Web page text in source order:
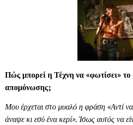
Πώς μπορεί η Τέχνη να «φωτίσει» το
απομόνωσης;
Μου έρχεται στο μυαλό η φράση «Αντί
άναψε κι εσύ ένα κερί». Ίσως αυτός να